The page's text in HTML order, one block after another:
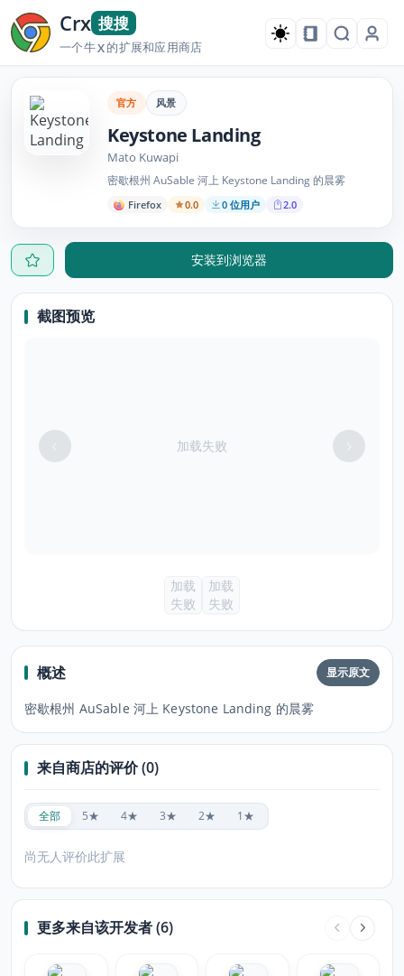
Crx 搜搜
一个牛X的扩展和应用商店
官方 风景
Keystone Landing
Mato Kuwapi
密歇根州 AuSable 河上 Keystone Landing 的晨雾
Firefox 0.0 0 位用户 2.0
安装到浏览器
截图预览
加载失败
加载
失败
加载
失败
概述 显示原文
密歇根州 AuSable 河上 Keystone Landing 的晨雾
来自商店的评价 (0)
全部 5★ 4★ 3★ 2★ 1★
尚无人评价此扩展
更多来自该开发者 (6)